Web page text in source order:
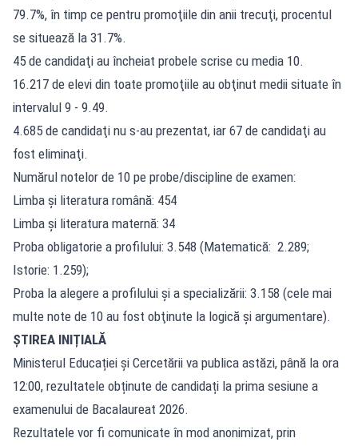
79.7%, în timp ce pentru promoţiile din anii trecuţi, procentul
se situează la 31.7%.
45 de candidaţi au încheiat probele scrise cu media 10.
16.217 de elevi din toate promoţiile au obţinut medii situate în
intervalul 9 - 9.49.
4.685 de candidaţi nu s-au prezentat, iar 67 de candidaţi au
fost eliminaţi.
Numărul notelor de 10 pe probe/discipline de examen:
Limba şi literatura română: 454
Limba şi literatura maternă: 34
Proba obligatorie a profilului: 3.548 (Matematică: 2.289;
Istorie: 1.259);
Proba la alegere a profilului şi a specializării: 3.158 (cele mai
multe note de 10 au fost obţinute la logică şi argumentare).
ȘTIREA INIȚIALĂ
Ministerul Educației și Cercetării va publica astăzi, până la ora
12:00, rezultatele obținute de candidați la prima sesiune a
examenului de Bacalaureat 2026.
Rezultatele vor fi comunicate în mod anonimizat, prin